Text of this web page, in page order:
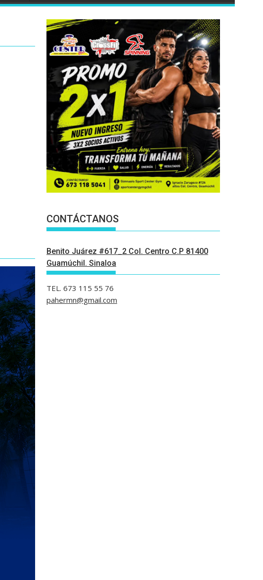
CONTÁCTANOS
Benito Juárez #617_2 Col. Centro C.P 81400
Guamúchil. Sinaloa
TEL. 673 115 55 76
pahermn@gmail.com